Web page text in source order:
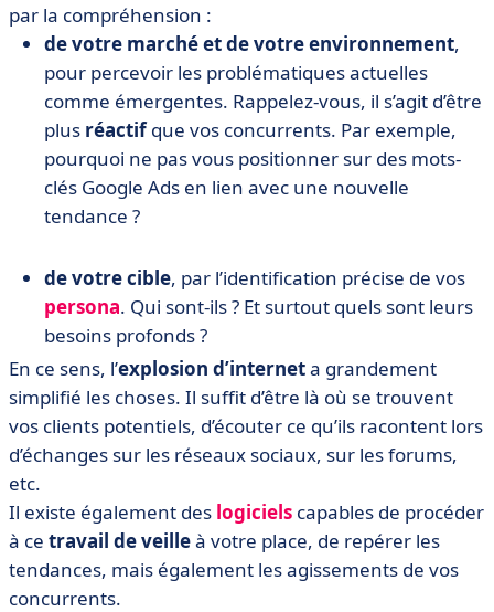
par la compréhension :
de votre marché et de votre environnement,
pour percevoir les problématiques actuelles
comme émergentes. Rappelez-vous, il s’agit d’être
plus réactifque vos concurrents. Par exemple,
pourquoi ne pas vous positionner sur des mots-
clés Google Ads en lien avec une nouvelle
tendance ?
de votre cible, par l’identification précise de vos
persona. Qui sont-ils ? Et surtout quels sont leurs
besoins profonds ?
En ce sens, l’explosion d’interneta grandement
simplifié les choses. Il suffit d’être là où se trouvent
vos clients potentiels, d’écouter ce qu’ils racontent lors
d’échanges sur les réseaux sociaux, sur les forums,
etc.
Il existe également des logiciels capables de procéder
à ce travail de veilleà votre place, de repérer les
tendances, mais également les agissements de vos
concurrents.